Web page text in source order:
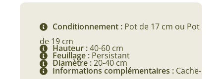
Conditionnement : Pot de 17 cm ou Pot
de 19 cm
Hauteur :40-60 cm
Feuillage : Persistant
Diamètre :20-40 cm
Informations complémentaires : Cache-